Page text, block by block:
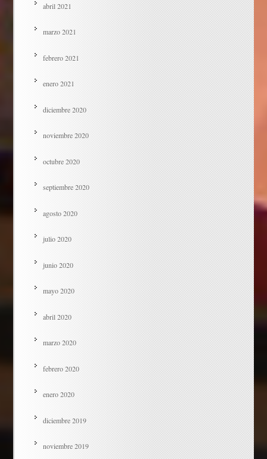
abril 2021
marzo 2021
febrero 2021
enero 2021
diciembre 2020
noviembre 2020
octubre 2020
septiembre 2020
agosto 2020
julio 2020
junio 2020
mayo 2020
abril 2020
marzo 2020
febrero 2020
enero 2020
diciembre 2019
noviembre 2019